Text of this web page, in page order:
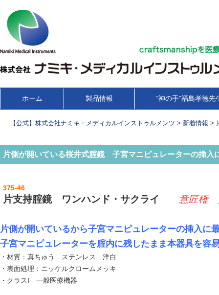
メインメニュー
ツ
へ
ホーム 製品情報 “神の手”福島孝徳先
【公式】株式会社ナミキ・メディカルインストゥルメンツ > 新着情報 >
片側が開いている桜井式腟鏡 子宮マニピュレーターの挿
375-46
片支持腟鏡 ワンハンド・サクライ 意匠権
片側が開いているから子宮マニピュレーターの挿入に
子宮マニピュレーターを腟内に残したまま本器具を容
・材質：真ちゅう ステンレス 洋白
・表面処理：ニッケルクロームメッキ
・クラスI 一般医療機器